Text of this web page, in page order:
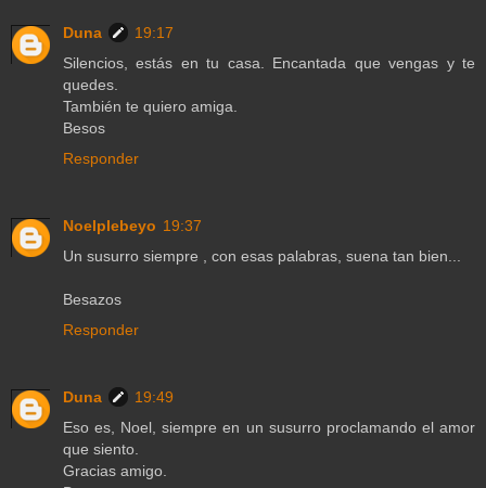
Duna
19:17
Silencios, estás en tu casa. Encantada que vengas y te
quedes.
También te quiero amiga.
Besos
Responder
Noelplebeyo 19:37
Un susurro siempre , con esas palabras, suena tan bien...
Besazos
Responder
Duna
19:49
Eso es, Noel, siempre en un susurro proclamando el amor
que siento.
Gracias amigo.